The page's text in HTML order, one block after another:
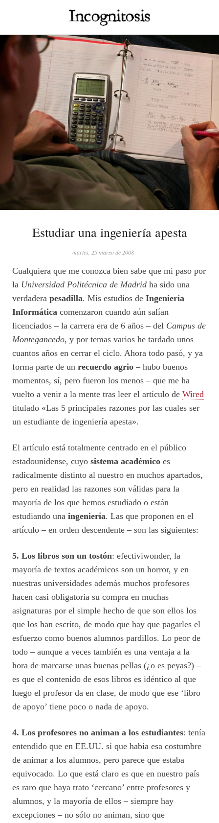
Estudiar una ingeniería apesta
martes, 25 marzo de 2008 ·
Cualquiera que me conozca bien sabe que mi paso por
la Universidad Politécnica de Madrid ha sido una
verdadera pesadilla. Mis estudios de Ingeniería
Informática comenzaron cuando aún salían
licenciados – la carrera era de 6 años – del Campus de
Montegancedo, y por temas varios he tardado unos
cuantos años en cerrar el ciclo. Ahora todo pasó, y ya
forma parte de un recuerdo agrio – hubo buenos
momentos, sí, pero fueron los menos – que me ha
vuelto a venir a la mente tras leer el artículo de Wired
titulado «Las 5 principales razones por las cuales ser
un estudiante de ingeniería apesta».
El artículo está totalmente centrado en el público
estadounidense, cuyo sistema académico es
radicalmente distinto al nuestro en muchos apartados,
pero en realidad las razones son válidas para la
mayoría de los que hemos estudiado o están
estudiando una ingeniería. Las que proponen en el
artículo – en orden descendente – son las siguientes:
5. Los libros son un tostón: efectiviwonder, la
mayoría de textos académicos son un horror, y en
nuestras universidades además muchos profesores
hacen casi obligatoria su compra en muchas
asignaturas por el simple hecho de que son ellos los
que los han escrito, de modo que hay que pagarles el
esfuerzo como buenos alumnos pardillos. Lo peor de
todo – aunque a veces también es una ventaja a la
hora de marcarse unas buenas pellas (¿o es peyas?) –
es que el contenido de esos libros es idéntico al que
luego el profesor da en clase, de modo que ese ‘libro
de apoyo’ tiene poco o nada de apoyo.
4. Los profesores no animan a los estudiantes: tenía
entendido que en EE.UU. sí que había esa costumbre
de animar a los alumnos, pero parece que estaba
equivocado. Lo que está claro es que en nuestro país
es raro que haya trato ‘cercano’ entre profesores y
alumnos, y la mayoría de ellos – siempre hay
excepciones – no sólo no animan, sino que